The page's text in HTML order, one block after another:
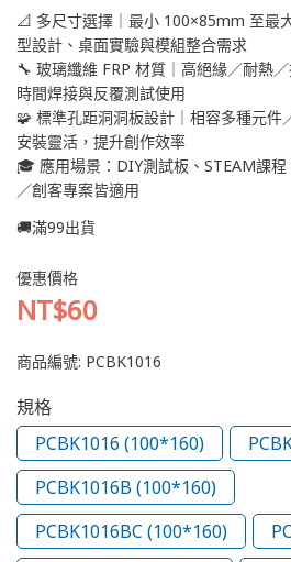
📐 多尺寸選擇｜最小 100×85mm 至最
型設計、桌面實驗與模組整合需求
🔧 玻璃纖維 FRP 材質｜高絕緣／耐熱
時間焊接與反覆測試使用
🧩 標準孔距洞洞板設計｜相容多種元件
安裝靈活，提升創作效率
🎓 應用場景：DIY測試板、STEAM課
／創客專案皆適用
🚚滿99出貨
優惠價格
NT$60
商品編號: PCBK1016
規格
PCBK1016 (100*160)
PCBK1016B (100*160)
PCBK1016BC (100*160)